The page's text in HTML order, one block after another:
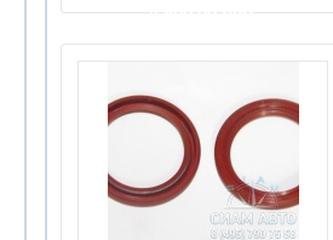
4 800.00 руб